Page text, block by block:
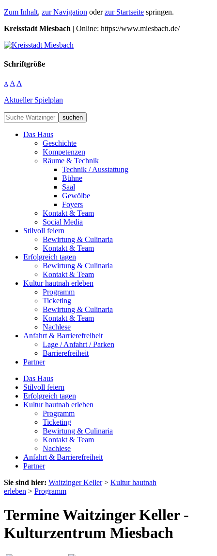
Zum Inhalt, zur Navigation oderzur Startseite springen.
Kreisstadt Miesbach | Online: https://www.miesbach.de/
Schriftgröße
A A A
Aktueller Spielplan
suchen
Das Haus
Geschichte
Kompetenzen
Räume & Technik
Technik / Ausstattung
Bühne
Saal
Gewölbe
Foyers
Kontakt & Team
Social Media
Stilvoll feiern
Bewirtung & Culinaria
Kontakt & Team
Erfolgreich tagen
Bewirtung & Culinaria
Kontakt & Team
Kultur hautnah erleben
Programm
Ticketing
Bewirtung & Culinaria
Kontakt & Team
Nachlese
Anfahrt & Barrierefreiheit
Lage / Anfahrt / Parken
Barrierefreiheit
Partner
Das Haus
Stilvoll feiern
Erfolgreich tagen
Kultur hautnah erleben
Programm
Ticketing
Bewirtung & Culinaria
Kontakt & Team
Nachlese
Anfahrt & Barrierefreiheit
Partner
Sie sind hier: Waitzinger Keller> Kultur hautnah
erleben > Programm
Termine Waitzinger Keller -
Kulturzentrum Miesbach